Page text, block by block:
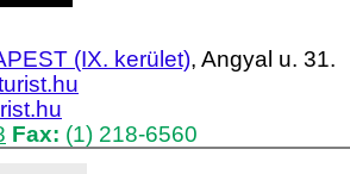
(IX. kerület), Angyal u. 31.
Fax: (1) 218-6560